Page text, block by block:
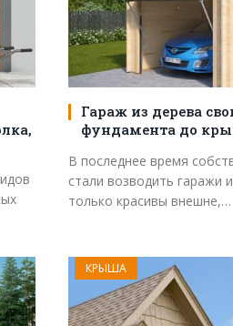
Гараж из дерева
фундамента до
В последнее время
стали возводить гаражи
только красивы внешне,…
КРЫША